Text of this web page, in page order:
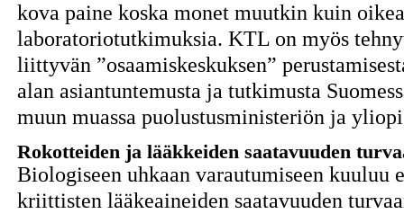
kova paine koska monet muutkin kuin
laboratoriotutkimuksia. KTL on myös
liittyvän ”osaamiskeskuksen”
alan asiantuntemusta ja tutkimusta
muun muassa puolustusministeriön ja
Rokotteiden ja lääkkeiden saatavuuden
Biologiseen uhkaan varautumiseen kuuluu
kriittisten lääkeaineiden saatavuuden